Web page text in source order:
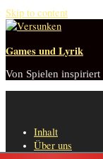
Skip to content
Games und Lyrik
Von Spielen inspiriert
Inhalt
Über uns